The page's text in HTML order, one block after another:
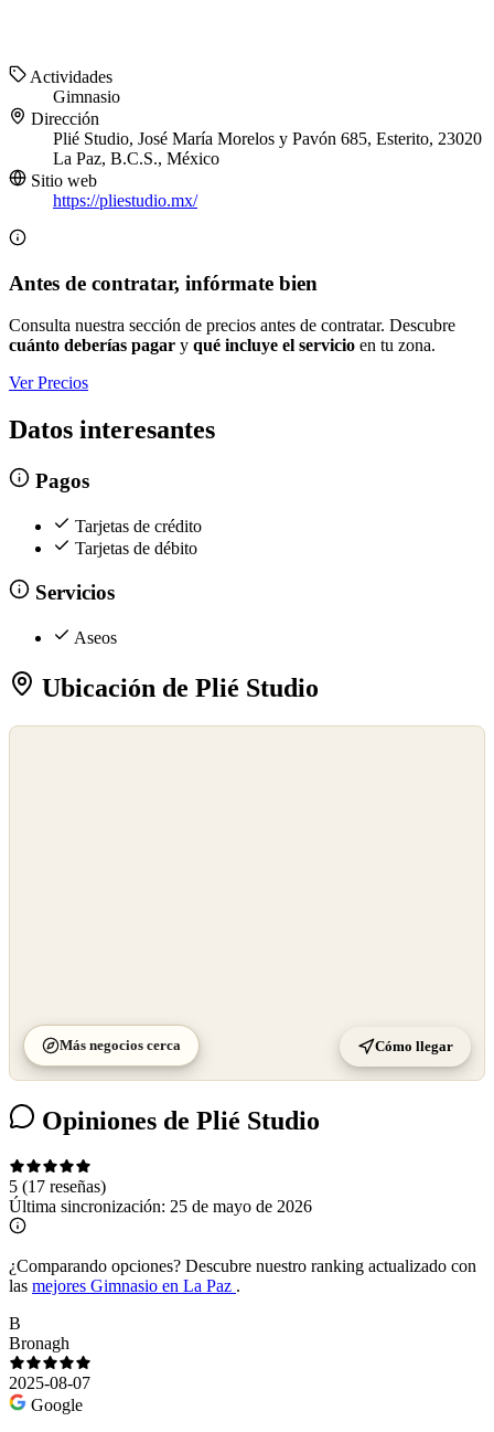
Actividades
Gimnasio
Dirección
Plié Studio, José María Morelos y Pavón 685, Esterito, 23020
La Paz, B.C.S., México
Sitio web
https://pliestudio.mx/
Antes de contratar, infórmate bien
Consulta nuestra sección de precios antes de contratar. Descubre
cuánto deberías pagar y qué incluye el servicio en tu zona.
Ver Precios
Datos interesantes
Pagos
Tarjetas de crédito
Tarjetas de débito
Servicios
Aseos
Ubicación de Plié Studio
Más negocios cerca Cómo llegar
Opiniones de Plié Studio
5 (17 reseñas)
Última sincronización: 25 de mayo de 2026
¿Comparando opciones? Descubre nuestro ranking actualizado con
las mejores Gimnasio en La Paz .
B
Bronagh
2025-08-07
Google